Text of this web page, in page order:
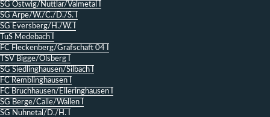
SG Ostwig/Nuttlar/Valmetal I
SG Arpe/W./C./D./S. I
SG Eversberg/H./W. I
TuS Medebach I
FC Fleckenberg/Grafschaft 04 I
TSV Bigge/Olsberg I
SG Siedlinghausen/Silbach I
FC Remblinghausen I
FC Bruchhausen/Elleringhausen I
SG Berge/Calle/Wallen I
SG Nuhnetal/D./H. I